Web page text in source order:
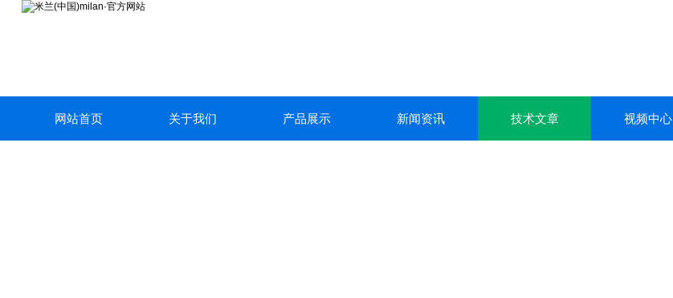
网站首页 关于我们 产品展示 新闻资讯 技术文章 视频中心